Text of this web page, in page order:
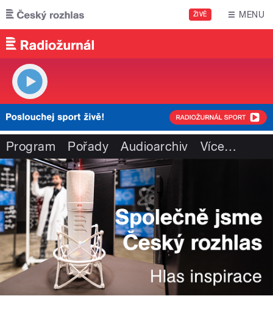
Přejít k hlavnímu obsahu
ŽIVĚ MENU
Program Pořady Audioarchiv Více…